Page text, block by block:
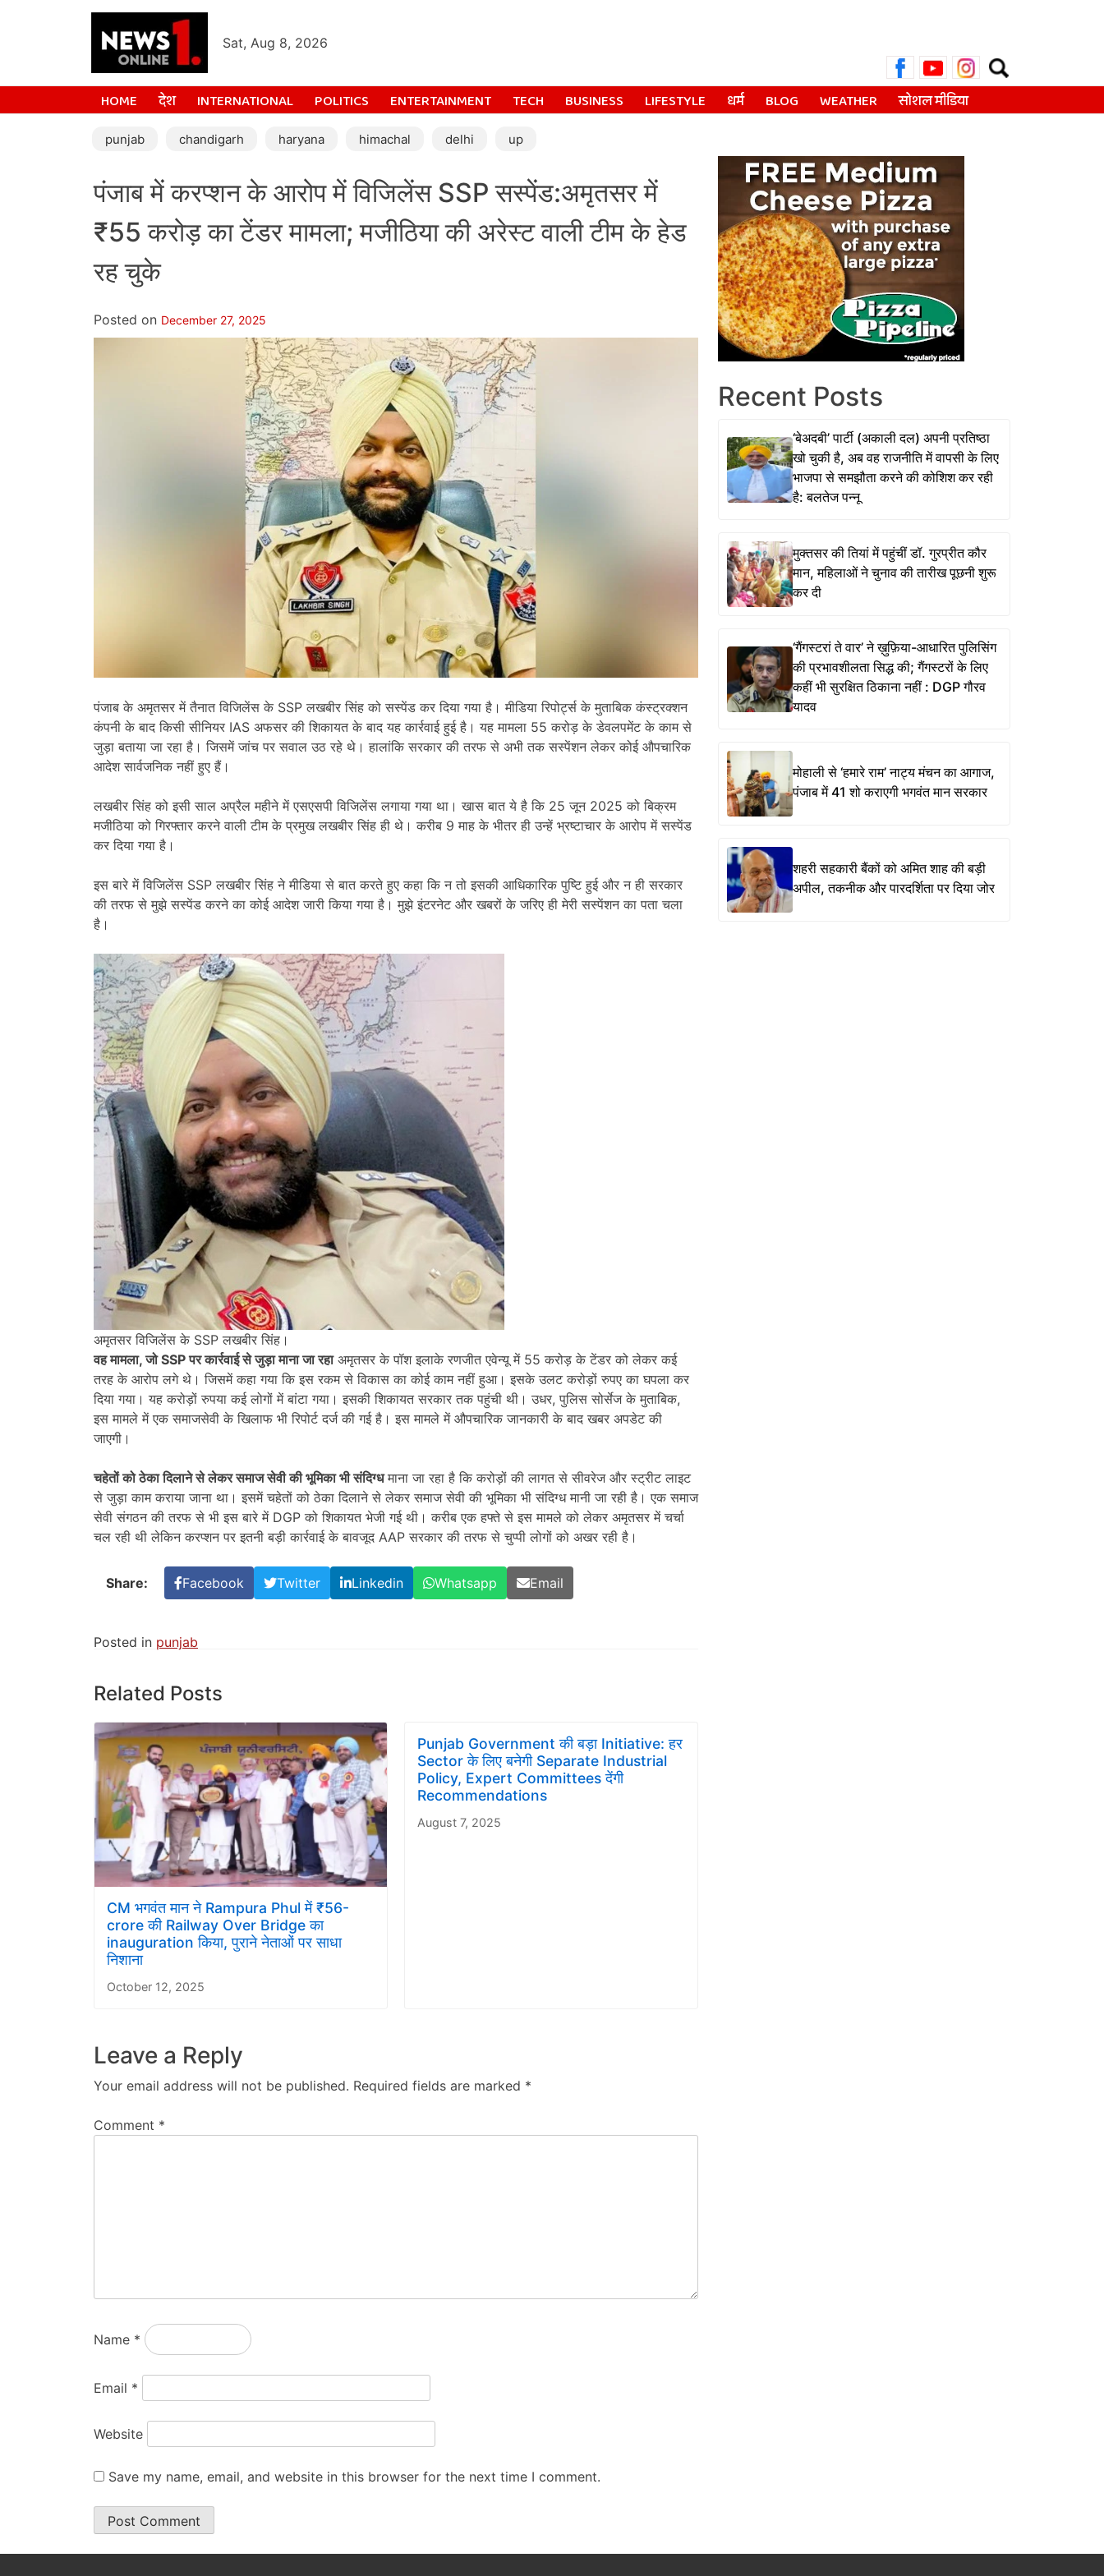
Sat, Aug 8, 2026
Search
for:
HOME देश INTERNATIONAL POLITICS ENTERTAINMENT TECH BUSINESS LIFESTYLE धर्म BLOG WEATHER सोशल मीडिया
punjab chandigarh haryana himachal delhi up
पंजाब में करप्शन के आरोप में विजिलेंस SSP सस्पेंड:अमृतसर में
₹55 करोड़ का टेंडर मामला; मजीठिया की अरेस्ट वाली टीम के हेड
रह चुके
Posted on December 27, 2025
पंजाब के अमृतसर में तैनात विजिलेंस के SSP लखबीर सिंह को सस्पेंड कर दिया गया है। मीडिया रिपोर्ट्स के मुताबिक कंस्ट्रक्शन
कंपनी के बाद किसी सीनियर IAS अफसर की शिकायत के बाद यह कार्रवाई हुई है। यह मामला 55 करोड़ के डेवलपमेंट के काम से
जुड़ा बताया जा रहा है। जिसमें जांच पर सवाल उठ रहे थे। हालांकि सरकार की तरफ से अभी तक सस्पेंशन लेकर कोई औपचारिक
आदेश सार्वजनिक नहीं हुए हैं।
लखबीर सिंह को इसी साल अप्रैल महीने में एसएसपी विजिलेंस लगाया गया था। खास बात ये है कि 25 जून 2025 को बिक्रम
मजीठिया को गिरफ्तार करने वाली टीम के प्रमुख लखबीर सिंह ही थे। करीब 9 माह के भीतर ही उन्हें भ्रष्टाचार के आरोप में सस्पेंड
कर दिया गया है।
इस बारे में विजिलेंस SSP लखबीर सिंह ने मीडिया से बात करते हुए कहा कि न तो इसकी आधिकारिक पुष्टि हुई और न ही सरकार
की तरफ से मुझे सस्पेंड करने का कोई आदेश जारी किया गया है। मुझे इंटरनेट और खबरों के जरिए ही मेरी सस्पेंशन का पता चला
है।
अमृतसर विजिलेंस के SSP लखबीर सिंह।
वह मामला, जो SSP पर कार्रवाई से जुड़ा माना जा रहाअमृतसर के पॉश इलाके रणजीत एवेन्यू में 55 करोड़ के टेंडर को लेकर कई
तरह के आरोप लगे थे। जिसमें कहा गया कि इस रकम से विकास का कोई काम नहीं हुआ। इसके उलट करोड़ों रुपए का घपला कर
दिया गया। यह करोड़ों रुपया कई लोगों में बांटा गया। इसकी शिकायत सरकार तक पहुंची थी। उधर, पुलिस सोर्सेज के मुताबिक,
इस मामले में एक समाजसेवी के खिलाफ भी रिपोर्ट दर्ज की गई है। इस मामले में औपचारिक जानकारी के बाद खबर अपडेट की
जाएगी।
चहेतों को ठेका दिलाने से लेकर समाज सेवी की भूमिका भी संदिग्धमाना जा रहा है कि करोड़ों की लागत से सीवरेज और स्ट्रीट लाइट
से जुड़ा काम कराया जाना था। इसमें चहेतों को ठेका दिलाने से लेकर समाज सेवी की भूमिका भी संदिग्ध मानी जा रही है। एक समाज
सेवी संगठन की तरफ से भी इस बारे में DGP को शिकायत भेजी गई थी। करीब एक हफ्ते से इस मामले को लेकर अमृतसर में चर्चा
चल रही थी लेकिन करप्शन पर इतनी बड़ी कार्रवाई के बावजूद AAP सरकार की तरफ से चुप्पी लोगों को अखर रही है।
Share: Facebook Twitter Linkedin Whatsapp Email
Posted in punjab
Related Posts
CM भगवंत मान ने Rampura Phul में ₹56-
crore की Railway Over Bridge का
inauguration किया, पुराने नेताओं पर साधा
निशाना
October 12, 2025
Punjab Government की बड़ा Initiative: हर
Sector के लिए बनेगी Separate Industrial
Policy, Expert Committees देंगी
Recommendations
August 7, 2025
Leave a Reply
Your email address will not be published. Required fields are marked *
Comment *
Name *
Email *
Website
Save my name, email, and website in this browser for the next time I comment.
Recent Posts
‘बेअदबी’ पार्टी (अकाली दल) अपनी प्रतिष्ठा
खो चुकी है, अब वह राजनीति में वापसी के लिए
भाजपा से समझौता करने की कोशिश कर रही
है: बलतेज पन्नू
मुक्तसर की तियां में पहुंचीं डॉ. गुरप्रीत कौर
मान, महिलाओं ने चुनाव की तारीख पूछनी शुरू
कर दी
‘गैंगस्टरां ते वार’ ने ख़ुफ़िया-आधारित पुलिसिंग
की प्रभावशीलता सिद्ध की; गैंगस्टरों के लिए
कहीं भी सुरक्षित ठिकाना नहीं : DGP गौरव
यादव
मोहाली से ‘हमारे राम’ नाट्य मंचन का आगाज,
पंजाब में 41 शो कराएगी भगवंत मान सरकार
शहरी सहकारी बैंकों को अमित शाह की बड़ी
अपील, तकनीक और पारदर्शिता पर दिया जोर